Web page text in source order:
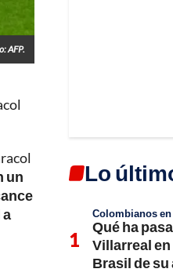
AFP.
un
Lo
Colombianos
Qué ha
Villarreal
Brasil de